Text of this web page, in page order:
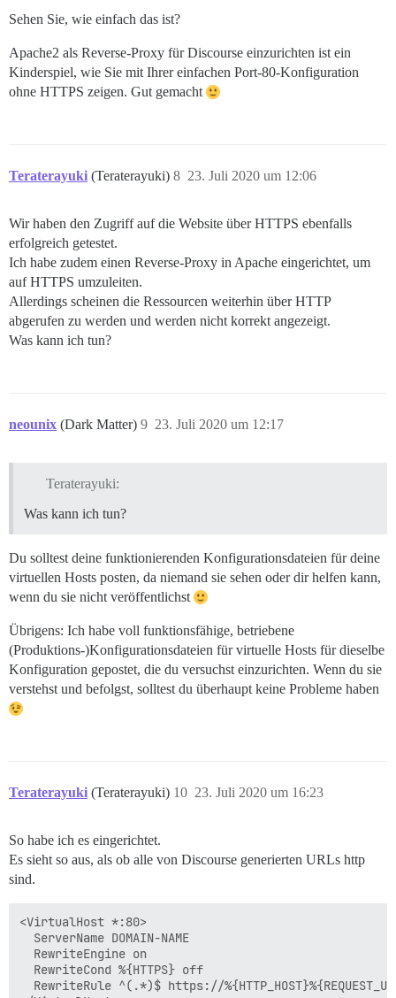
Sehen Sie, wie einfach das ist?
Apache2 als Reverse-Proxy für Discourse einzurichten ist ein
Kinderspiel, wie Sie mit Ihrer einfachen Port-80-Konfiguration
ohne HTTPS zeigen. Gut gemacht
Teraterayuki (Teraterayuki) 23. Juli 2020 um 12:06
8
Wir haben den Zugriff auf die Website über HTTPS ebenfalls
erfolgreich getestet.
Ich habe zudem einen Reverse-Proxy in Apache eingerichtet, um
auf HTTPS umzuleiten.
Allerdings scheinen die Ressourcen weiterhin über HTTP
abgerufen zu werden und werden nicht korrekt angezeigt.
Was kann ich tun?
neounix (Dark Matter) 23. Juli 2020 um 12:17
9
Teraterayuki:
Was kann ich tun?
Du solltest deine funktionierenden Konfigurationsdateien für deine
virtuellen Hosts posten, da niemand sie sehen oder dir helfen kann,
wenn du sie nicht veröffentlichst
Übrigens: Ich habe voll funktionsfähige, betriebene
(Produktions-)Konfigurationsdateien für virtuelle Hosts für dieselbe
Konfiguration gepostet, die du versuchst einzurichten. Wenn du sie
verstehst und befolgst, solltest du überhaupt keine Probleme haben
Teraterayuki (Teraterayuki) 23. Juli 2020 um 16:23
10
So habe ich es eingerichtet.
Es sieht so aus, als ob alle von Discourse generierten URLs http
sind.
<VirtualHost *:80>
  ServerName DOMAIN-NAME
  RewriteEngine on
  RewriteCond %{HTTPS} off
RewriteRule ^(.*)$ https://